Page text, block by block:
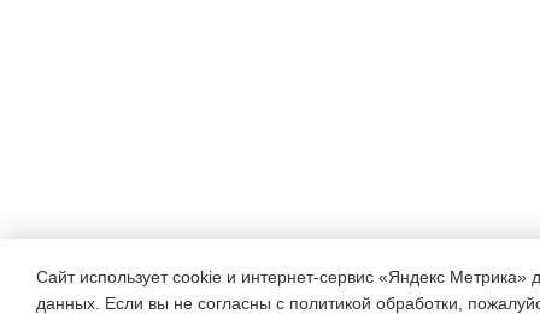
Сайт использует cookie и интернет-сервис «Яндекс Метрика»
данных. Если вы не согласны с политикой обработки,